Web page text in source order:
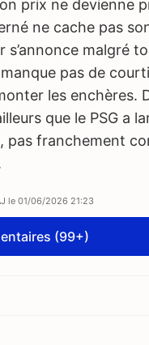
prix ne devienne
ne cache pas
s’annonce malgré
pas de
les enchères.
que le PSG a
pas franchement
le 01/06/2026 21:23
(99+)